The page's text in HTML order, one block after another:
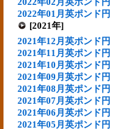
2022年01月英ポンド円
[2021年]
2021年12月英ポンド円
2021年11月英ポンド円
2021年10月英ポンド円
2021年09月英ポンド円
2021年08月英ポンド円
2021年07月英ポンド円
2021年06月英ポンド円
2021年05月英ポンド円